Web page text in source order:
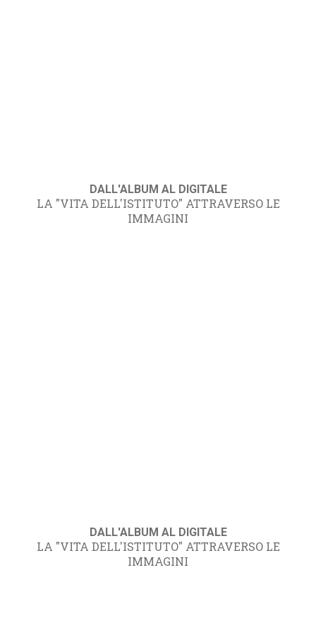
DALL'ALBUM AL DIGITALE
LA "VITA DELL'ISTITUTO" ATTRAVERSO LE
IMMAGINI
DALL'ALBUM AL DIGITALE
LA "VITA DELL'ISTITUTO" ATTRAVERSO LE
IMMAGINI